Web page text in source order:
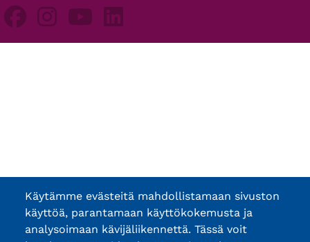
Käytämme evästeitä mahdollistamaan sivuston
käyttöä, parantamaan käyttökokemusta ja
analysoimaan kävijäliikennettä. Tässä voit